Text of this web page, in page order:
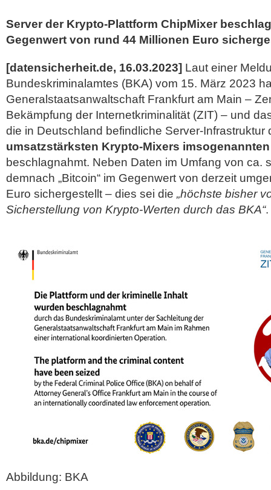
Server der Krypto-Plattform ChipMixer
Gegenwert von rund 44 Millionen Euro
[datensicherheit.de, 16.03.2023] Laut einer
Bundeskriminalamtes (BKA) vom 15. März 2023
Generalstaatsanwaltschaft Frankfurt am Main –
Bekämpfung der Internetkriminalität (ZIT) – und
die in Deutschland befindliche Server-Infrastruktur
umsatzstärksten Krypto-Mixers
beschlagnahmt. Neben Daten im Umfang von ca.
demnach „Bitcoin“ im Gegenwert von derzeit
Euro sichergestellt – dies sei die „höchste bisher
Sicherstellung von Krypto-Werten durch das BKA“.
Abbildung: BKA